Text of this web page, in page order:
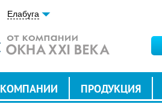
Елабуга
ПРОДУКЦИЯ